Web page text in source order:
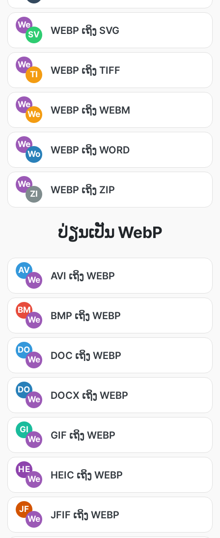
We
SV
WEBP ເຖິງ SVG
We
TI
WEBP ເຖິງ TIFF
We
We
WEBP ເຖິງ WEBM
We
Wo
WEBP ເຖິງ WORD
We
ZI
WEBP ເຖິງ ZIP
ປ່ຽນເປັນ WebP
AV
We
AVI ເຖິງ WEBP
BM
We
BMP ເຖິງ WEBP
DO
We
DOC ເຖິງ WEBP
DO
We
DOCX ເຖິງ WEBP
GI
We
GIF ເຖິງ WEBP
HE
We
HEIC ເຖິງ WEBP
JF
We
JFIF ເຖິງ WEBP